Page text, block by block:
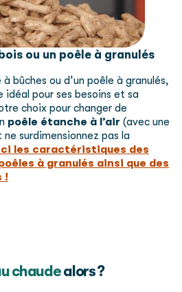
ou un poêle à granulés
à bûches ou d’un poêle à granulés,
idéal pour ses besoins et sa
choix pour changer de
poêle étanche à l’air (avec une
surdimensionnez pas la
les caractéristiques des
à granulés ainsi que des
!
chaudealors ?